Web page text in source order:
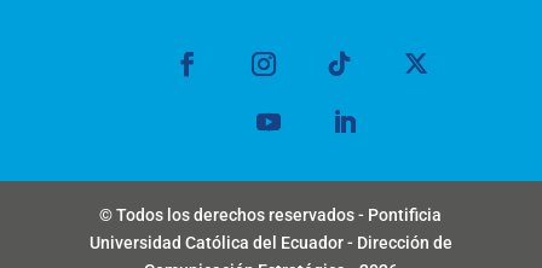
© Todos los derechos reservados - Pontificia
Universidad Católica del Ecuador - Dirección de